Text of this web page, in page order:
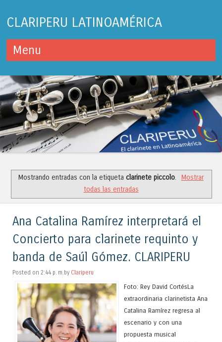
CLARIPERU LATINOAMÉRICA
Menu
Mostrando entradas con la etiquetaclarinete piccolo.
Mostrar
todas las entradas
Ana Catalina Ramírez interpretará el
Concierto para clarinete requinto y
banda de Saúl Gómez. CLARIPERU
Posted on 2:44 p. m.by Clariperu
Foto: Rey David CortésLa
extraordinaria clarinetista Ana
Catalina Ramírez regresa al
escenario y con una
propuesta musical